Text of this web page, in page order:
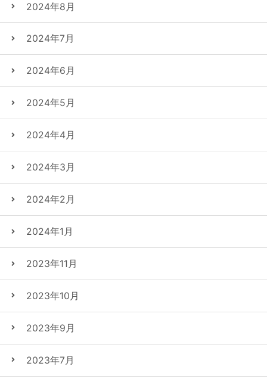
2024年8月
2024年7月
2024年6月
2024年5月
2024年4月
2024年3月
2024年2月
2024年1月
2023年11月
2023年10月
2023年9月
2023年7月